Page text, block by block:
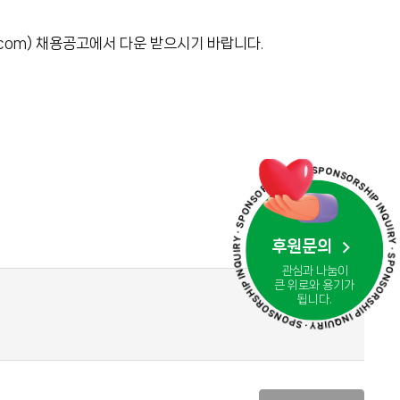
채용공고에서 다운 받으시기 바랍니다.
· SPONSORSHIP INQUIRY · SPONSORSHIP INQUIRY · SPONSORSHIP INQUIRY ·
후원문의
관심과 나눔이
큰 위로와 용기가
됩니다.